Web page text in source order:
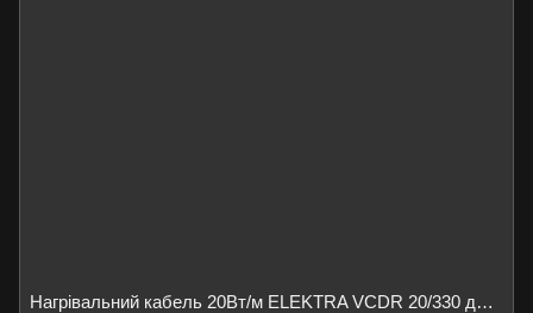
Нагрівальний кабель 20Вт/м ELEKTRA VCDR 20/330 для обігріву ринв/водостоків/даху, 330Вт 16,5м